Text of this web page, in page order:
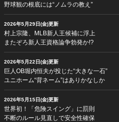
野球観の根底には“ノムラの教え”
2026年5月29日(金)更新
村上宗隆、MLB新人王候補に浮上
またぞろ新人王資格論争勃発か!?
2026年5月22日(金)更新
巨人OB堀内恒夫が投じた“大きな一石”
ユニホーム“背ネーム”はありかなしか
2026年5月15日(金)更新
世界初！「危険スイング」に罰則
不断のルール見直しで安全性確保